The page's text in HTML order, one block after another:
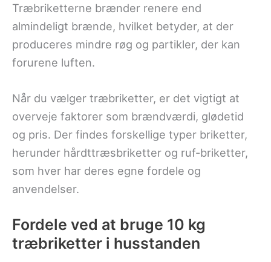
Træbriketterne brænder renere end
almindeligt brænde, hvilket betyder, at der
produceres mindre røg og partikler, der kan
forurene luften.
Når du vælger træbriketter, er det vigtigt at
overveje faktorer som brændværdi, glødetid
og pris. Der findes forskellige typer briketter,
herunder hårdttræsbriketter og ruf-briketter,
som hver har deres egne fordele og
anvendelser.
Fordele ved at bruge 10 kg
træbriketter i husstanden